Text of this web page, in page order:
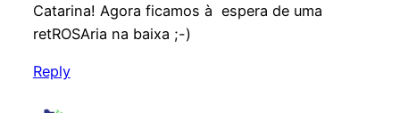
Catarina! Agora ficamos à espera de uma
retROSAria na baixa ;-)
Reply